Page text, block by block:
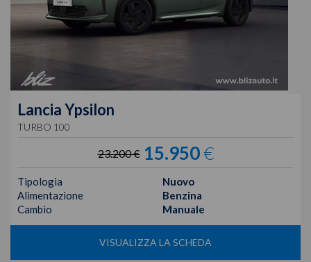
LanciaYpsilon
TURBO 100
23.200 € 15.950€
Tipologia
Nuovo
Alimentazione
Benzina
Cambio
Manuale
VISUALIZZA LA SCHEDA